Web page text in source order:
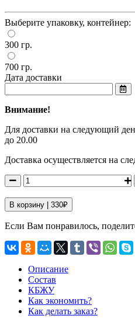
Выберите упаковку, контейнер:
300 гр.
700 гр.
Дата доставки
Внимание!
Для доставки на следующий
до 20.00
Доставка осуществляется на
В корзину | 330₽
Если Вам понравилось,
Описание
Состав
КБЖУ
Как экономить?
Как делать заказ?